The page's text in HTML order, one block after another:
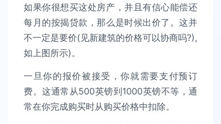
如果你很想买这处房产，并且有信心能偿还
每月的按揭贷款，那么是时候出价了。这并
不一定是要价(见新建筑的价格可以协商吗?),
如上图所示)。
一旦你的报价被接受，你就需要支付预订
费。这通常从500英镑到1000英镑不等，通
常在你完成购买时从购买价格中扣除。